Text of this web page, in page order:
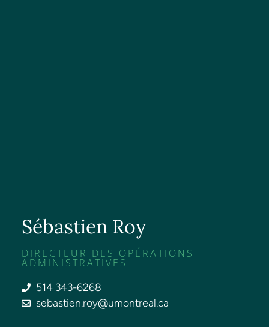
Sébastien Roy
DIRECTEUR DES OPÉRATIONS
ADMINISTRATIVES
514 343-6268
sebastien.roy@umontreal.ca